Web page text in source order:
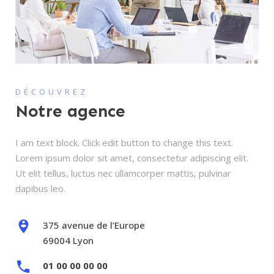
DÉCOUVREZ
Notre agence
I am text block. Click edit button to change this text.
Lorem ipsum dolor sit amet, consectetur adipiscing elit.
Ut elit tellus, luctus nec ullamcorper mattis, pulvinar
dapibus leo.
375 avenue de l’Europe
69004 Lyon
01 00 00 00 00